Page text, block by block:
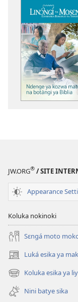
JW.ORG® / SITE
Appearance
Koluka nokinoki
Sɛngá moto
Luká esika ya
(fungolá
fenɛtrɛ
mosusu)
Koluka esika ya
(fungolá
fenɛtrɛ
mosusu)
Nini batye sika